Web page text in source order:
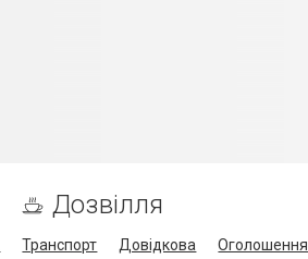
Дозвілля
Транспорт Довідкова Оголошення